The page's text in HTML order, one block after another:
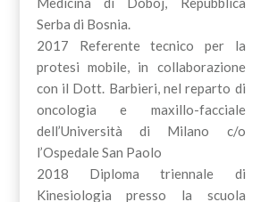
Serba di Bosnia.
2017 Referente tecnico per la
protesi mobile, in collaborazione
con il Dott. Barbieri, nel reparto di
oncologia e maxillo-facciale
dell’Università di Milano c/o
l’Ospedale San Paolo
2018 Diploma triennale di
Kinesiologia presso la scuola